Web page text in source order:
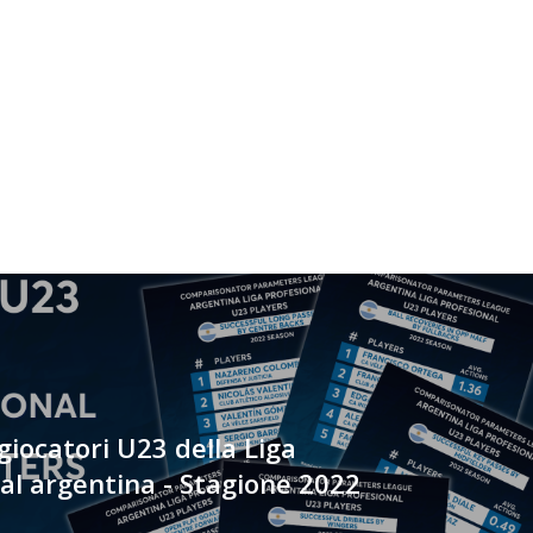
U23 della Liga
argentina - Stagione 2022